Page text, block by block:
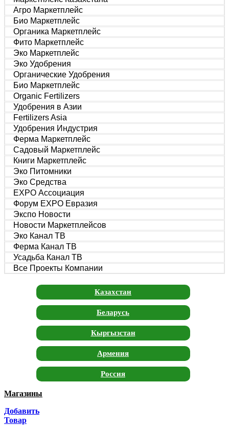
Агро Маркетплейс
Био Маркетплейс
Органика Маркетплейс
Фито Маркетплейс
Эко Маркетплейс
Эко Удобрения
Органические Удобрения
Био Маркетплейс
Organic Fertilizers
Удобрения в Азии
Fertilizers Asia
Удобрения Индустрия
Ферма Маркетплейс
Садовый Маркетплейс
Книги Маркетплейс
Эко Питомники
Эко Средства
EXPO Ассоциация
Форум EXPO Евразия
Экспо Новости
Новости Маркетплейсов
Эко Канал ТВ
Ферма Канал ТВ
Усадьба Канал ТВ
Все Проекты Компании
Казахстан
Беларусь
Кыргызстан
Армения
Россия
Магазины
Добавить
Товар